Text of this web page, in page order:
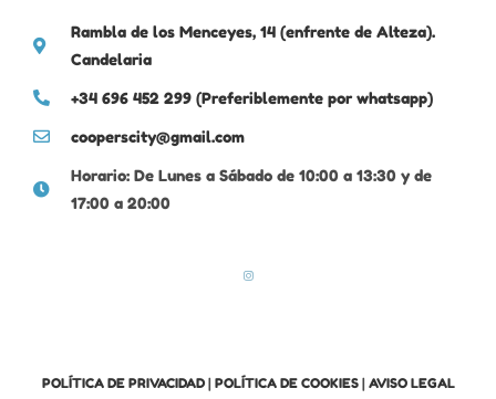
Rambla de los Menceyes, 14 (enfrente de Alteza).
Candelaria
+34 696 452 299 (Preferiblemente por whatsapp)
cooperscity@gmail.com
Horario: De Lunes a Sábado de 10:00 a 13:30 y de
17:00 a 20:00
POLÍTICA DE PRIVACIDAD| POLÍTICA DE COOKIES| AVISO LEGAL